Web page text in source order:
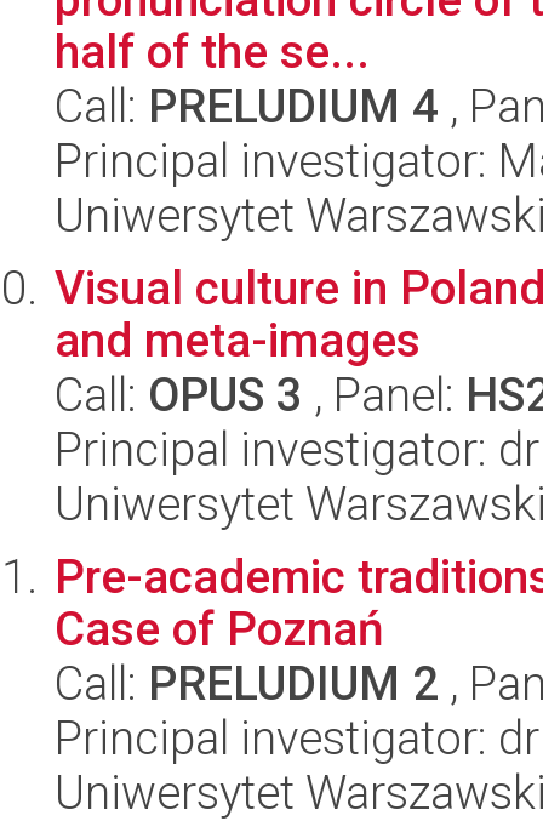
half of the se...
Call: PRELUDIUM 4 ,
Principal investigator:
Uniwersytet
Visual culture in
and meta-images
Call: OPUS 3 , Panel:
Principal investigator:
Uniwersytet
Pre-academic
Case of Poznań
Call: PRELUDIUM 2 ,
Principal investigator:
Uniwersytet